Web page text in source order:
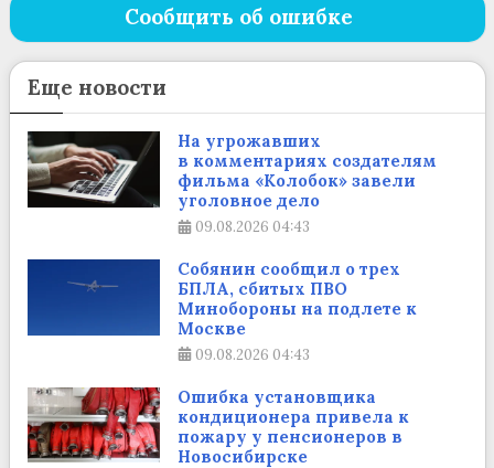
Сообщить об ошибке
Еще новости
На угрожавших
в комментариях создателям
фильма «Колобок» завели
уголовное дело
09.08.2026 04:43
Собянин сообщил о трех
БПЛА, сбитых ПВО
Минобороны на подлете к
Москве
09.08.2026 04:43
Ошибка установщика
кондиционера привела к
пожару у пенсионеров в
Новосибирске